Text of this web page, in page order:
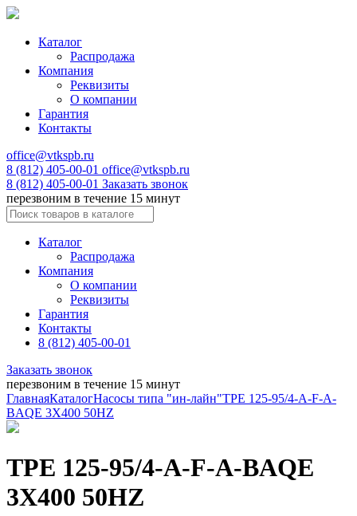
Каталог
Распродажа
Компания
Реквизиты
О компании
Гарантия
Контакты
office@vtkspb.ru
8 (812) 405-00-01 office@vtkspb.ru
8 (812) 405-00-01 Заказать звонок
перезвоним в течение 15 минут
Каталог
Распродажа
Компания
О компании
Реквизиты
Гарантия
Контакты
8 (812) 405-00-01
Заказать звонок
перезвоним в течение 15 минут
ГлавнаяКаталогНасосы типа "ин-лайн"TPE 125-95/4-A-F-A-
BAQE 3X400 50HZ
TPE 125-95/4-A-F-A-BAQE
3X400 50HZ